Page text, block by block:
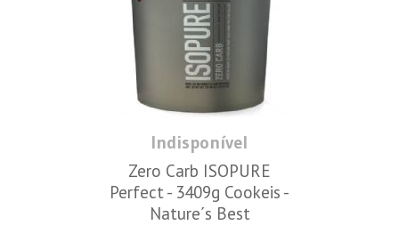
Indisponível
Zero Carb ISOPURE
Perfect - 3409g Cookeis -
Nature´s Best